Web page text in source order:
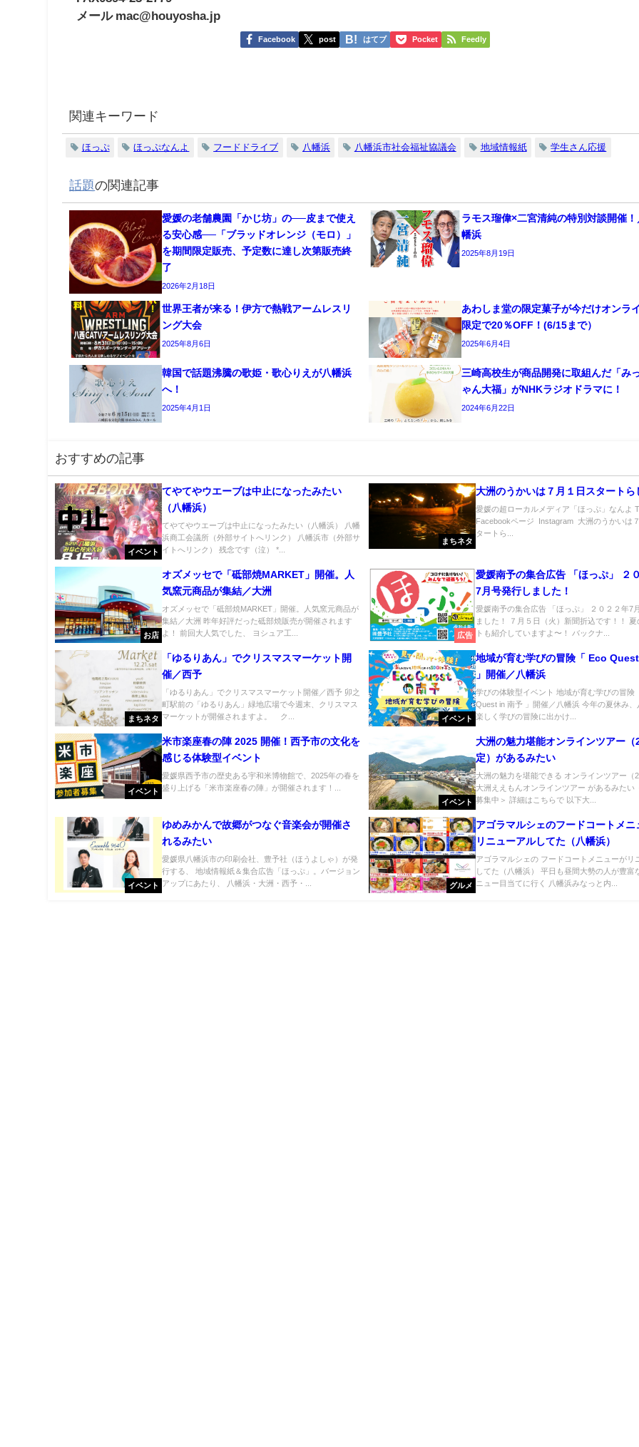
メール mac@houyosha.jp
Facebook post はてブ Pocket Feedly
関連キーワード
ほっぷ ほっぷなんよ フードドライブ 八幡浜 八幡浜市社会福祉協議会 地域情報紙 学生さん応援
話題の関連記事
愛媛の老舗農園「かじ坊」の──皮まで使え
る安心感──「ブラッドオレンジ（モロ）」
を期間限定販売、予定数に達し次第販売終
了
2026年2月18日
ラモス瑠偉×二宮清純の特別対談開催！
幡浜
2025年8月19日
世界王者が来る！伊方で熱戦アームレスリ
ング大会
2025年8月6日
あわしま堂の限定菓子が今だけオンラ
限定で20％OFF！(6/15まで）
2025年6月4日
韓国で話題沸騰の歌姫・歌心りえが八幡浜
へ！
2025年4月1日
三崎高校生が商品開発に取組んだ「み
ゃん大福」がNHKラジオドラマに！
2024年6月22日
おすすめの記事
イベント
てやてやウエーブは中止になったみたい
（八幡浜）
てやてやウエーブは中止になったみたい（八幡浜） 八幡
浜商工会議所（外部サイトへリンク） 八幡浜市（外部サ
イトへリンク） 残念です（泣） *...
まちネタ
大洲のうかいは７月１日スタートら
愛媛の超ローカルメディア「ほっぷ」なん
Facebookページ Instagram 大洲のうかいは
タートら...
お店
オズメッセで「砥部焼MARKET」開催。人
気窯元商品が集結／大洲
オズメッセで「砥部焼MARKET」開催。人気窯元商品が
集結／大洲 昨年好評だった砥部焼販売が開催されます
よ！ 前回大人気でした、 ヨシュア工...
広告
愛媛南予の集合広告 「ほっぷ」 ２
7月号発行しました！
愛媛南予の集合広告 「ほっぷ」 ２０２２年7
ました！ ７月５日（火）新聞折込です！！ 夏
トも紹介していますよ〜！ バックナ...
まちネタ
「ゆるりあん」でクリスマスマーケット開
催／西予
「ゆるりあん」でクリスマスマーケット開催／西予 卯之
町駅前の「ゆるりあん」緑地広場で今週末、クリスマス
マーケットが開催されますよ。 ク...
イベント
地域が育む学びの冒険「 Eco
」開催／八幡浜
学びの体験型イベント 地域が育む学びの冒険
Quest in 南予 」開催／八幡浜 今年の夏休み、
楽しく学びの冒険に出かけ...
イベント
米市楽座春の陣 2025 開催！西予市の文化を
感じる体験型イベント
愛媛県西予市の歴史ある宇和米博物館で、2025年の春を
盛り上げる「米市楽座春の陣」が開催されます！...
イベント
大洲の魅力堪能オンラインツアー（
定）があるみたい
大洲の魅力を堪能できる オンラインツアー（
大洲ええもんオンラインツアー があるみたい
募集中＞ 詳細はこちらで 以下大...
イベント
ゆめみかんで故郷がつなぐ音楽会が開催さ
れるみたい
愛媛県八幡浜市の印刷会社、豊予社（ほうよしゃ）が発
行する、 地域情報紙＆集合広告「ほっぷ」。バージョン
アップにあたり、 八幡浜・大洲・西予・...
グルメ
アゴラマルシェのフードコートメニ
リニューアルしてた（八幡浜）
アゴラマルシェの フードコートメニューがリ
してた（八幡浜） 平日も昼間大勢の人が豊富
ニュー目当てに行く 八幡浜みなっと内...